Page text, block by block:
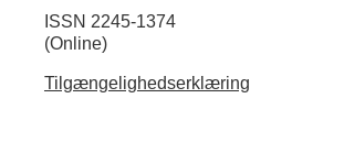
ISSN 2245-1374
(Online)
Tilgængelighedserklæring